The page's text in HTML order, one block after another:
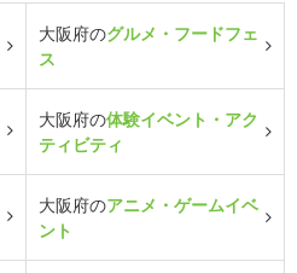
大阪府のグルメ・フードフェ
ス
大阪府の体験イベント・アク
ティビティ
大阪府のアニメ・ゲームイベ
ント